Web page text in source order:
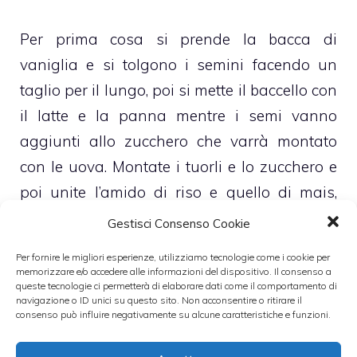
Gestisci Consenso Cookie
Per fornire le migliori esperienze, utilizziamo tecnologie come i cookie per
memorizzare e/o accedere alle informazioni del dispositivo. Il consenso a
queste tecnologie ci permetterà di elaborare dati come il comportamento di
navigazione o ID unici su questo sito. Non acconsentire o ritirare il
consenso può influire negativamente su alcune caratteristiche e funzioni.
Per prima cosa si prende la bacca di
vaniglia e si tolgono i semini facendo un
taglio per il lungo, poi si mette il baccello con
il latte e la panna mentre i semi vanno
aggiunti allo zucchero che varrà montato
con le uova. Montate i tuorli e lo zucchero e
poi unite l’amido di riso e quello di mais,
nello stesso tempo mettere sul fuoco il latte,
aggiungete il composto al latte alla vaniglia,
ma è indispensabile togliere il baccello
prima di procedere a questa nuova fase.
Quando il latte sarà sul punto di bollire date